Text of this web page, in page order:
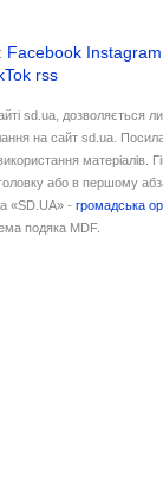
Facebook Instagram
rss
sd.ua, дозволяється
на сайт sd.ua.
матеріалів.
або в першому
«SD.UA» -громадська
подяка MDF.